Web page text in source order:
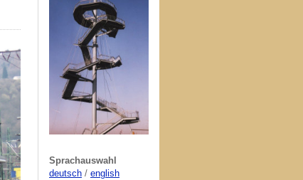
Sprachauswahl
deutsch / english